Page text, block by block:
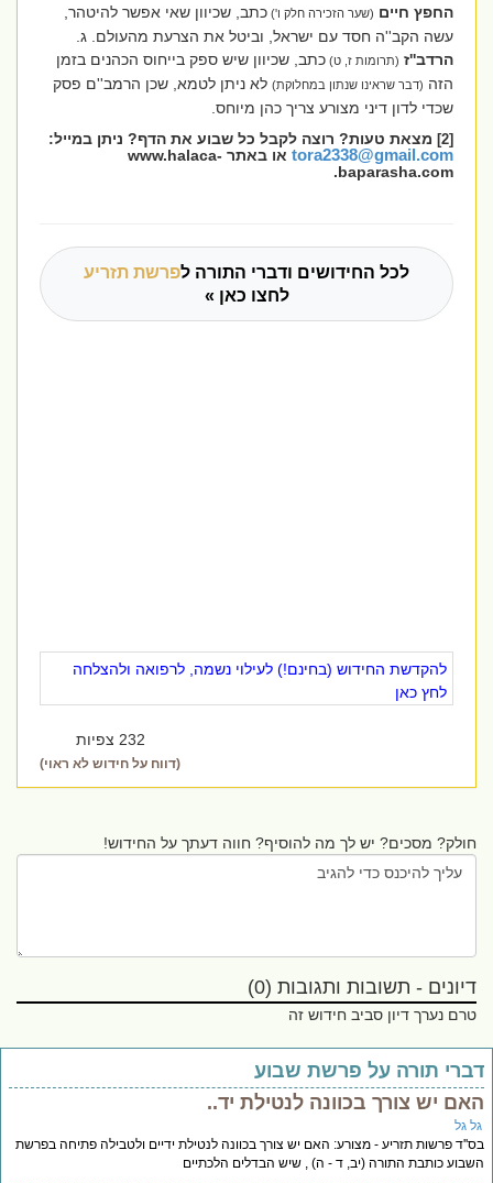
החפץ חיים (שער הזכירה חלק ו') כתב, שכיוון שאי אפשר להיטהר,
עשה הקב''ה חסד עם ישראל, וביטל את הצרעת מהעולם. ג.
הרדב''ז (תרומות ז, ט) כתב, שכיוון שיש ספק בייחוס הכהנים בזמן
הזה(דבר שראינו שנתון במחלוקת)לא ניתן לטמא, שכן הרמב''ם פסק
שכדי לדון דיני מצורע צריך כהן מיוחס.
מצאת טעות? רוצה לקבל כל שבוע את הדף? ניתן במייל:
tora2338@gmail.com או באתרwww.halaca-
baparasha.com
.
לכל החידושים ודברי התורה לפרשת תזריע
לחצו כאן »
להקדשת החידוש (בחינם!) לעילוי נשמה, לרפואה ולהצלחה
לחץ כאן
232 צפיות
(דווח על חידוש לא ראוי)
חולק? מסכים? יש לך מה להוסיף? חווה דעתך על החידוש!
דיונים - תשובות ותגובות (0)
טרם נערך דיון סביב חידוש זה
תורה על פרשת שבוע
יש צורך בכוונה לנטילת יד..
גל
פרשות תזריע - מצורע: האם יש צורך בכוונה לנטילת ידיים ולטבילה פתיחה בפרשת
כותבת התורה (יב, ד - ה) , שיש הבדלים הלכתיים